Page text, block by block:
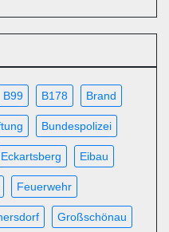
B99 B178 Brand
Bundespolizei
Eckartsberg Eibau
Feuerwehr
Großschönau